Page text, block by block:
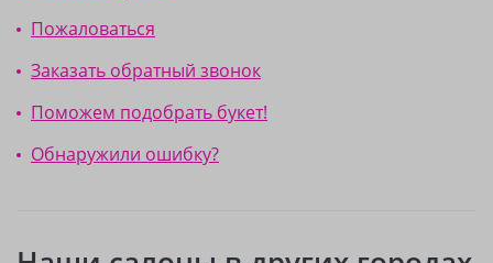
Пожаловаться
Заказать обратный звонок
Поможем подобрать букет!
Обнаружили ошибку?